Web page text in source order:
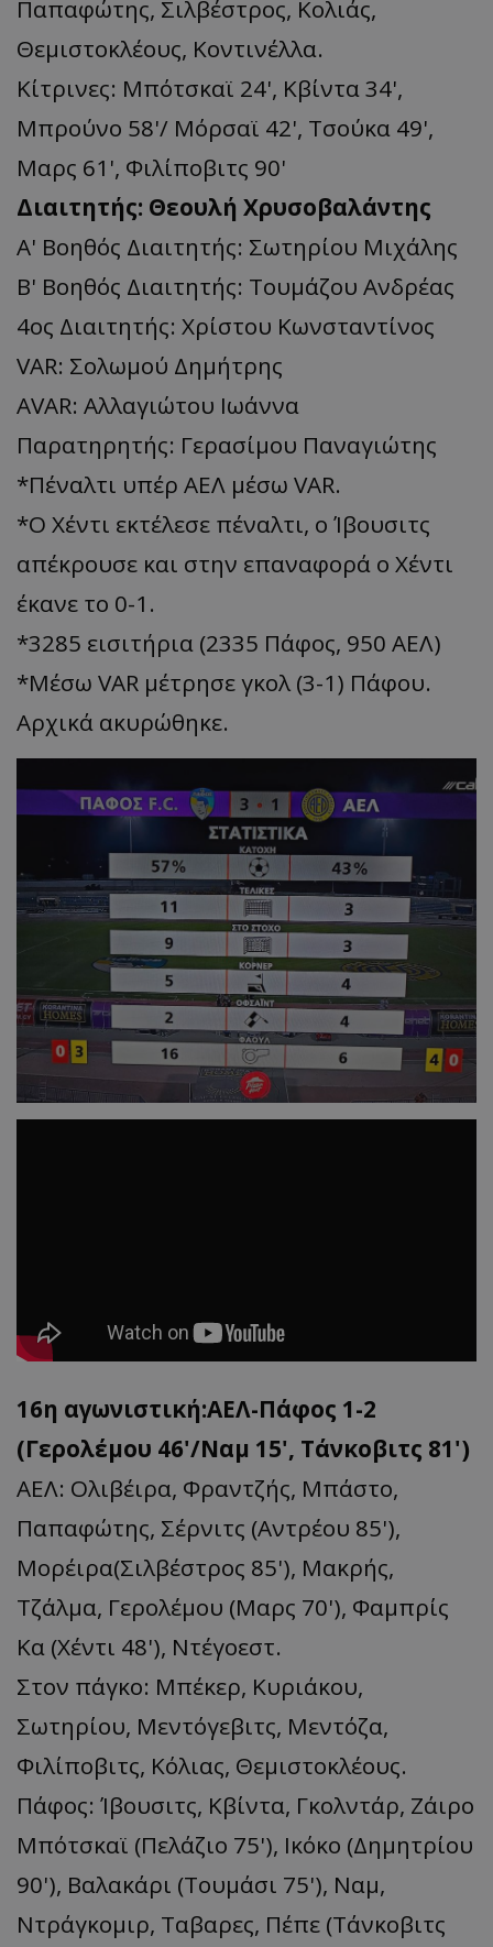
Παπαφώτης, Σιλβέστρος, Κολιάς,
Θεμιστοκλέους, Κοντινέλλα.
Κίτρινες: Μπότσκαϊ 24', Κβίντα 34',
Μπρούνο 58'/ Μόρσαϊ 42', Τσούκα 49',
Μαρς 61', Φιλίποβιτς 90'
Διαιτητής: Θεουλή Χρυσοβαλάντης
Α' Βοηθός Διαιτητής: Σωτηρίου Μιχάλης
Β' Βοηθός Διαιτητής: Τουμάζου Ανδρέας
4ος Διαιτητής: Χρίστου Κωνσταντίνος
VAR: Σολωμού Δημήτρης
AVAR: Αλλαγιώτου Ιωάννα
Παρατηρητής: Γερασίμου Παναγιώτης
*Πέναλτι υπέρ ΑΕΛ μέσω VAR.
*Ο Χέντι εκτέλεσε πέναλτι, ο Ίβουσιτς
απέκρουσε και στην επαναφορά ο Χέντι
έκανε το 0-1.
*3285 εισιτήρια (2335 Πάφος, 950 ΑΕΛ)
*Μέσω VAR μέτρησε γκολ (3-1) Πάφου.
Αρχικά ακυρώθηκε.
16η αγωνιστική:ΑΕΛ-Πάφος 1-2
(Γερολέμου 46'/Ναμ 15', Τάνκοβιτς 81')
ΑΕΛ: Ολιβέιρα, Φραντζής, Μπάστο,
Παπαφώτης, Σέρνιτς (Αντρέου 85'),
Μορέιρα(Σιλβέστρος 85'), Μακρής,
Τζάλμα, Γερολέμου (Μαρς 70'), Φαμπρίς
Κα (Χέντι 48'), Ντέγοεστ.
Στον πάγκο: Μπέκερ, Κυριάκου,
Σωτηρίου, Μεντόγεβιτς, Μεντόζα,
Φιλίποβιτς, Κόλιας, Θεμιστοκλέους.
Πάφος: Ίβουσιτς, Κβίντα, Γκολντάρ, Ζάιρο
Μπότσκαϊ (Πελάζιο 75'), Ικόκο (Δημητρίου
90'), Βαλακάρι (Τουμάσι 75'), Ναμ,
Ντράγκομιρ, Ταβαρες, Πέπε (Τάνκοβιτς